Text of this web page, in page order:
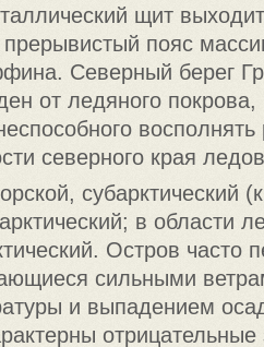
щит
пояс
Северный берег
от ледяного покрова,
северного края
субарктический
в области
Остров часто
сильными
и выпадением
отрицательные